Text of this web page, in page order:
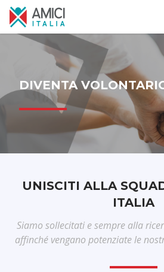
DIVENTA
UNISCITI ALLA
ITALIA
Siamo sollecitati e sempre alla
affinché vengano potenziate le